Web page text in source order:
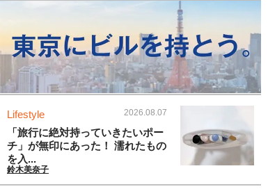
Lifestyle 2026.08.07
「旅行に絶対持っていきたいポー
チ」が無印にあった！ 濡れたもの
を入...
鈴木美奈子